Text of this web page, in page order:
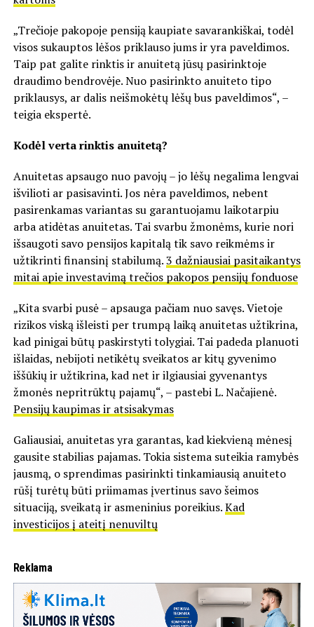
„Trečioje pakopoje pensiją kaupiate savarankiškai, todėl
visos sukauptos lėšos priklauso jums ir yra paveldimos.
Taip pat galite rinktis ir anuitetą jūsų pasirinktoje
draudimo bendrovėje. Nuo pasirinkto anuiteto tipo
priklausys, ar dalis neišmokėtų lėšų bus paveldimos“, –
teigia ekspertė.
Kodėl verta rinktis anuitetą?
Anuitetas apsaugo nuo pavojų – jo lėšų negalima lengvai
išvilioti ar pasisavinti. Jos nėra paveldimos, nebent
pasirenkamas variantas su garantuojamu laikotarpiu
arba atidėtas anuitetas. Tai svarbu žmonėms, kurie nori
išsaugoti savo pensijos kapitalą tik savo reikmėms ir
užtikrinti finansinį stabilumą.3 dažniausiai pasitaikantys
mitai apie investavimą trečios pakopos pensijų fonduose
„Kita svarbi pusė – apsauga pačiam nuo savęs. Vietoje
rizikos viską išleisti per trumpą laiką anuitetas užtikrina,
kad pinigai būtų paskirstyti tolygiai. Tai padeda planuoti
išlaidas, nebijoti netikėtų sveikatos ar kitų gyvenimo
iššūkių ir užtikrina, kad net ir ilgiausiai gyvenantys
žmonės nepritrūktų pajamų“, – pastebi L. Načajienė.
Pensijų kaupimas ir atsisakymas
Galiausiai, anuitetas yra garantas, kad kiekvieną mėnesį
gausite stabilias pajamas. Tokia sistema suteikia ramybės
jausmą, o sprendimas pasirinkti tinkamiausią anuiteto
rūšį turėtų būti priimamas įvertinus savo šeimos
situaciją, sveikatą ir asmeninius poreikius.Kad
investicijos į ateitį nenuviltų
Reklama